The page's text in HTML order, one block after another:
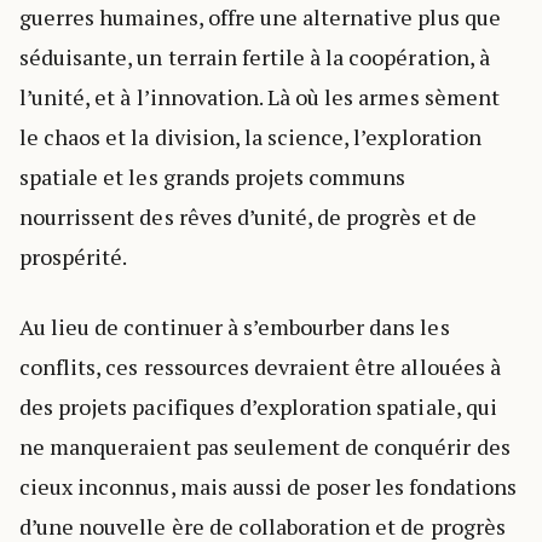
guerres humaines, offre une alternative plus que
séduisante, un terrain fertile à la coopération, à
l’unité, et à l’innovation. Là où les armes sèment
le chaos et la division, la science, l’exploration
spatiale et les grands projets communs
nourrissent des rêves d’unité, de progrès et de
prospérité.
Au lieu de continuer à s’embourber dans les
conflits, ces ressources devraient être allouées à
des projets pacifiques d’exploration spatiale, qui
ne manqueraient pas seulement de conquérir des
cieux inconnus, mais aussi de poser les fondations
d’une nouvelle ère de collaboration et de progrès